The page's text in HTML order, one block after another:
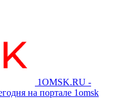
1OMSK.RU -
на портале 1omsk